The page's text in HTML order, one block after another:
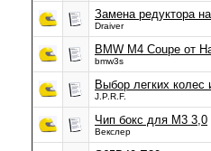
Замена редуктора
Draiver
BMW M4 Coupe от
bmw3s
Выбор легких колес
J.P.R.F.
Чип бокс для М3 3,0
Векслер